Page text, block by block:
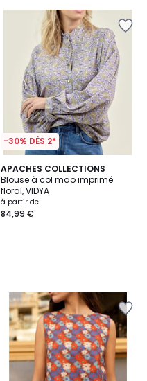
-30% DÈS 2*
APACHES COLLECTIONS
Blouse à col mao imprimé
floral, VIDYA
à partir de
84,99 €